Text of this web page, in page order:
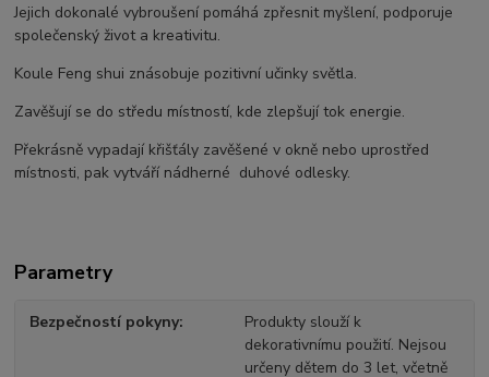
Jejich dokonalé vybroušení pomáhá zpřesnit myšlení, podporuje
společenský život a kreativitu.
Koule Feng shui znásobuje pozitivní učinky světla.
Zavěšují se do středu místností, kde zlepšují tok energie.
Překrásně vypadají křišťály zavěšené v okně nebo uprostřed
místnosti, pak vytváří nádherné duhové odlesky.
Parametry
Bezpečností pokyny
Produkty slouží k
dekorativnímu použití. Nejsou
určeny dětem do 3 let, včetně